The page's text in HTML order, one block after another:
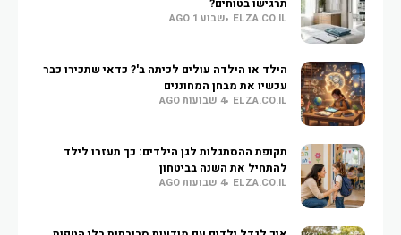
תרגישו בטוחים?
ELZA.CO.IL שבוע 1 AGO
הילד או הילדה עולים לכיתה ב'? כדאי שתכירו כבר
עכשיו את מבחן המחוננים
ELZA.CO.IL 4 שבועות AGO
תקופת ההסתגלות לגן הילדים: כך תעזרו לילד
להתחיל את השנה בביטחון
ELZA.CO.IL 4 שבועות AGO